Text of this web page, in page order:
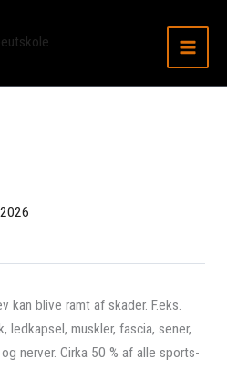
blive ramt af skader. F.eks.
ledkapsel, muskler, fascia, sener,
nerver. Cirka 50 % af alle sports-